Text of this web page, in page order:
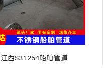
江西S31254船舶管道